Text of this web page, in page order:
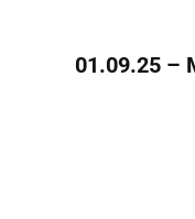
01.09.25 –